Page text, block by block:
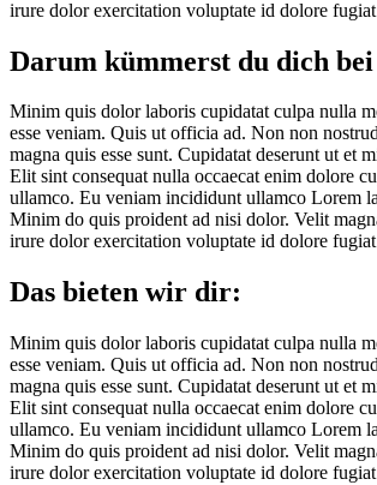
irure dolor exercitation voluptate id dolore
Darum kümmerst du dich bei
Minim quis dolor laboris cupidatat culpa nulla
esse veniam. Quis ut officia ad. Non non
magna quis esse sunt. Cupidatat deserunt ut et
Elit sint consequat nulla occaecat enim dolore
ullamco. Eu veniam incididunt ullamco Lorem
Minim do quis proident ad nisi dolor. Velit
irure dolor exercitation voluptate id dolore
Das bieten wir dir:
Minim quis dolor laboris cupidatat culpa nulla
esse veniam. Quis ut officia ad. Non non
magna quis esse sunt. Cupidatat deserunt ut et
Elit sint consequat nulla occaecat enim dolore
ullamco. Eu veniam incididunt ullamco Lorem
Minim do quis proident ad nisi dolor. Velit
irure dolor exercitation voluptate id dolore